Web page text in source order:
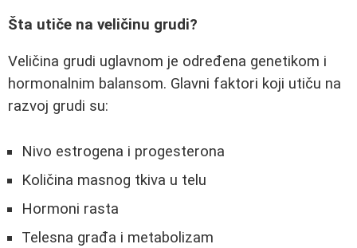
Šta utiče na veličinu grudi?
Veličina grudi uglavnom je određena genetikom i
hormonalnim balansom. Glavni faktori koji utiču na
razvoj grudi su:
Nivo estrogena i progesterona
Količina masnog tkiva u telu
Hormoni rasta
Telesna građa i metabolizam